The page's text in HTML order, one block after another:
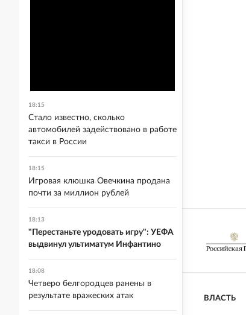
ВЛАСТЬ
18:15
Стало известно, сколько
автомобилей задействовано в работе
такси в России
18:15
Игровая клюшка Овечкина продана
почти за миллион рублей
18:13
"Перестаньте уродовать игру": УЕФА
выдвинул ультиматум Инфантино
18:08
Четверо белгородцев ранены в
результате вражеских атак